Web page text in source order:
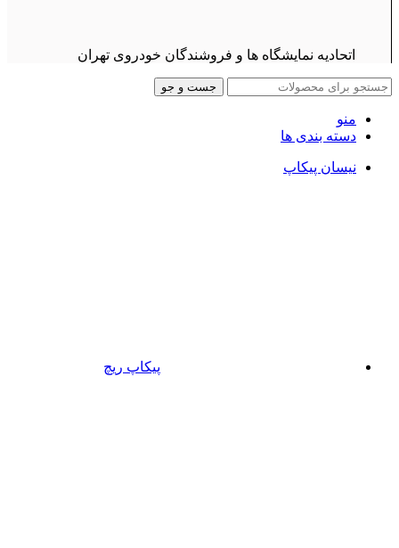
اتحادیه نمایشگاه ها و فروشندگان خودروی تهران
جست و جو
منو
دسته بندی ها
نیسان پیکاپ
پیکاپ ریچ